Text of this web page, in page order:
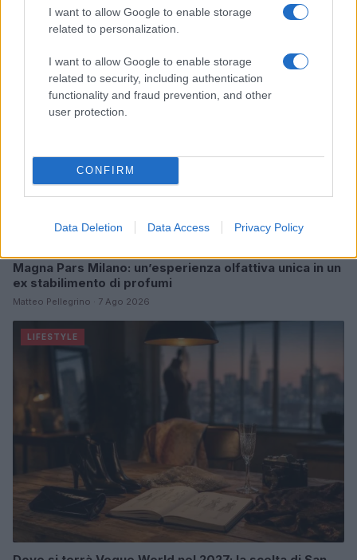
I want to allow Google to enable storage
related to personalization.
I want to allow Google to enable storage
related to security, including authentication
functionality and fraud prevention, and other
user protection.
CONFIRM
Data Deletion Data Access Privacy Policy
Cristian Castiglioni · 7 Ago 2026
Magna Pars Milano: un’esperienza olfattiva unica in un
ex stabilimento di profumi
Matteo Pellegrino · 7 Ago 2026
LIFESTYLE